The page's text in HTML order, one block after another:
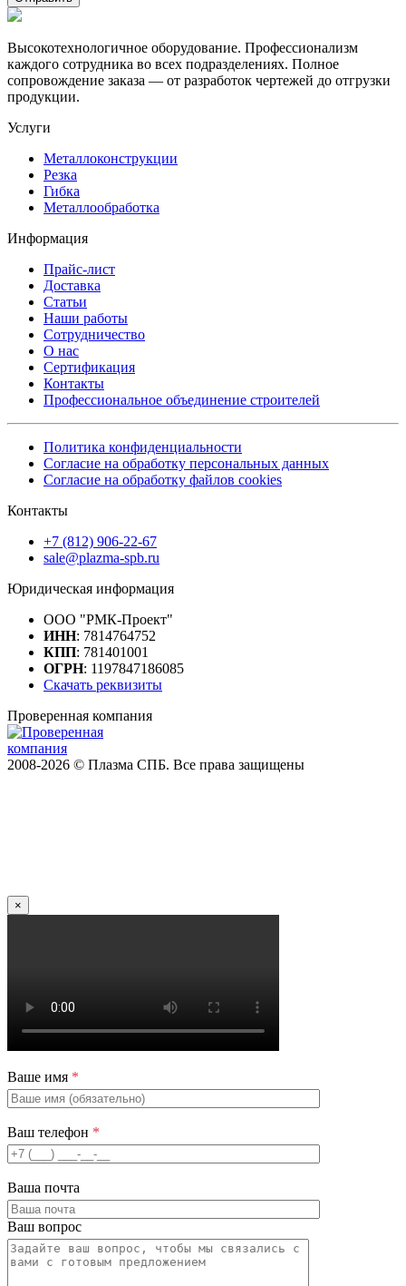
Высокотехнологичное оборудование. Профессионализм
каждого сотрудника во всех подразделениях. Полное
сопровождение заказа — от разработок чертежей до отгрузки
продукции.
Услуги
Металлоконструкции
Резка
Гибка
Металлообработка
Информация
Прайс-лист
Доставка
Статьи
Наши работы
Сотрудничество
О нас
Сертификация
Контакты
Профессиональное объединение строителей
Политика конфиденциальности
Согласие на обработку персональных данных
Согласие на обработку файлов cookies
Контакты
+7 (812) 906-22-67
sale@plazma-spb.ru
Юридическая информация
ООО "РМК-Проект"
ИНН: 7814764752
КПП: 781401001
ОГРН: 1197847186085
Скачать реквизиты
Проверенная компания
2008-2026 © Плазма СПБ. Все права защищены
×
Ваше имя *
Ваш телефон *
Ваша почта
Ваш вопрос